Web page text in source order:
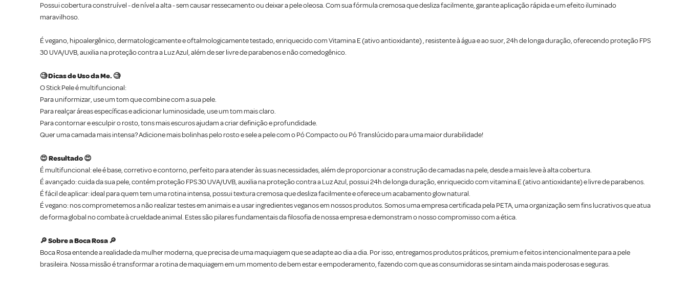
Possui cobertura construível - de nível a alta - sem causar ressecamento ou deixar a pele oleosa. Com sua fórmula cremosa que desliza facilmente, garante aplicação rápida e um efeito iluminado
maravilhoso.
É vegano, hipoalergênico, dermatologicamente e oftalmologicamente testado, enriquecido com Vitamina E (ativo antioxidante) , resistente à água e ao suor, 24h de longa duração, oferecendo proteção FPS
30 UVA/UVB, auxilia na proteção contra a Luz Azul, além de ser livre de parabenos e não comedogênico.
🧐 Dicas de Uso da Me. 🧐
O Stick Pele é multifuncional:
Para uniformizar, use um tom que combine com a sua pele.
Para realçar áreas específicas e adicionar luminosidade, use um tom mais claro.
Para contornar e esculpir o rosto, tons mais escuros ajudam a criar definição e profundidade.
Quer uma camada mais intensa? Adicione mais bolinhas pelo rosto e sele a pele com o Pó Compacto ou Pó Translúcido para uma maior durabilidade!
😍 Resultado 😍
É multifuncional: ele é base, corretivo e contorno, perfeito para atender às suas necessidades, além de proporcionar a construção de camadas na pele, desde a mais leve à alta cobertura.
É avançado: cuida da sua pele, contém proteção FPS 30 UVA/UVB, auxilia na proteção contra a Luz Azul, possui 24h de longa duração, enriquecido com vitamina E (ativo antioxidante) e livre de parabenos.
É fácil de aplicar: ideal para quem tem uma rotina intensa, possui textura cremosa que desliza facilmente e oferece um acabamento glow natural.
É vegano: nos comprometemos a não realizar testes em animais e a usar ingredientes veganos em nossos produtos. Somos uma empresa certificada pela PETA, uma organização sem fins lucrativos que atua
de forma global no combate à crueldade animal. Estes são pilares fundamentais da filosofia de nossa empresa e demonstram o nosso compromisso com a ética.
🔎 Sobre a Boca Rosa 🔎
Boca Rosa entende a realidade da mulher moderna, que precisa de uma maquiagem que se adapte ao dia a dia. Por isso, entregamos produtos práticos, premium e feitos intencionalmente para a pele
brasileira. Nossa missão é transformar a rotina de maquiagem em um momento de bem estar e empoderamento, fazendo com que as consumidoras se sintam ainda mais poderosas e seguras.